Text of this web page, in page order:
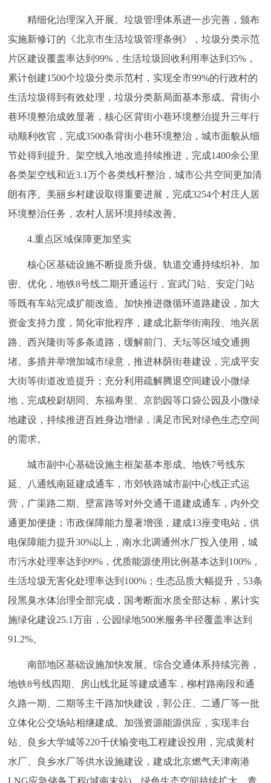
精细化治理深入开展。垃圾管理体系进一步完善，颁布
实施新修订的《北京市生活垃圾管理条例》，垃圾分类示范
片区建设覆盖率达到99%，生活垃圾回收利用率达到35%，
累计创建1500个垃圾分类示范村，实现全市99%的行政村的
生活垃圾得到有效处理，垃圾分类新局面基本形成。背街小
巷环境整治成效显著，核心区背街小巷环境整治提升三年行
动顺利收官，完成3500条背街小巷环境整治，城市面貌从细
节处得到提升。架空线入地改造持续推进，完成1400余公里
各类架空线和近3.1万个各类线杆整治，城市公共空间更加清
朗有序。美丽乡村建设取得重要进展，完成3254个村庄人居
环境整治任务，农村人居环境持续改善。
4.重点区域保障更加坚实
核心区基础设施不断提质升级。轨道交通持续织补、加
密、优化，地铁8号线二期开通运行，宣武门站、安定门站
等既有车站完成扩能改造。加快推进微循环道路建设，加大
资金支持力度，简化审批程序，建成北新华街南段、地兴居
路、西兴隆街等多条道路，缓解前门、天坛等区域交通拥
堵。多措并举增加城市绿意，推进林荫街巷建设，完成平安
大街等街道改造提升；充分利用疏解腾退空间建设小微绿
地，完成校尉胡同、东福寿里、京韵园等口袋公园及小微绿
地建设，持续推进百姓身边增绿，满足市民对绿色生态空间
的需求。
城市副中心基础设施主框架基本形成。地铁7号线东
延、八通线南延建成通车，市郊铁路城市副中心线正式运
营，广渠路二期、壁富路等对外交通干道建成通车，内外交
通更加便捷；市政保障能力显著增强，建成13座变电站，供
电保障能力提升30%以上，南水北调通州水厂投入使用，城
市污水处理率达到99%，优质能源使用比例基本达到100%，
生活垃圾无害化处理率达到100%；生态品质大幅提升，53条
段黑臭水体治理全部完成，国考断面水质全部达标，累计实
施绿化建设25.1万亩，公园绿地500米服务半径覆盖率达到
91.2%。
南部地区基础设施加快发展。综合交通体系持续完善，
地铁8号线四期、房山线北延等建成通车，柳村路南段和通
久路一期、二期等主干路加快建设，郭公庄、二通厂等一批
立体化公交场站相继建成。加强资源能源供应，实现丰台
站、良乡大学城等220千伏输变电工程建设投用，完成黄村
水厂、良乡水厂等供水设施建设，建成北京燃气天津南港
LNG应急储备工程(城南末站)。绿色生态空间持续扩大，青